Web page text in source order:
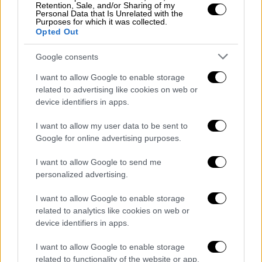
Retention, Sale, and/or Sharing of my
Personal Data that Is Unrelated with the
Purposes for which it was collected.
Opted Out
Google consents
I want to allow Google to enable storage
related to advertising like cookies on web or
device identifiers in apps.
I want to allow my user data to be sent to
Google for online advertising purposes.
I want to allow Google to send me
personalized advertising.
I want to allow Google to enable storage
related to analytics like cookies on web or
device identifiers in apps.
I want to allow Google to enable storage
related to functionality of the website or app.
ερευνητικής ομάδας
«Μιας και είναι αρκετοί που ανησυχούν για
την τύχη του λευκού κουταβιού που κινείται
εδώ και αρκετές ημέρες μαζί με τη
συγκεκριμένη αγέλη λύκων, να τους
ενημερώσουμε ότι μέχρι στιγμής φαίνεται
να περνάει μια χαρά και, προς το παρόν
τουλάχιστον, δεν δείχνει καμία διάθεση να
αποχωριστεί τους νέους του συντρόφους.
Στο βίντεο που σας ετοιμάσαμε βλέπουμε
κάτι που προσωπικά μας έχει εντυπωσιάσει
ιδιαίτερα!!!
Νωρίς το ξημέρωμα, το κουτάβι ακολουθεί
σε ένα σημείο με νερό, περίπου 450 μέτρα